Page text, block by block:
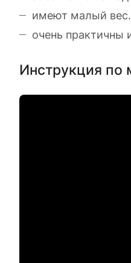
имеют малый вес.
очень практичны
Инструкция по